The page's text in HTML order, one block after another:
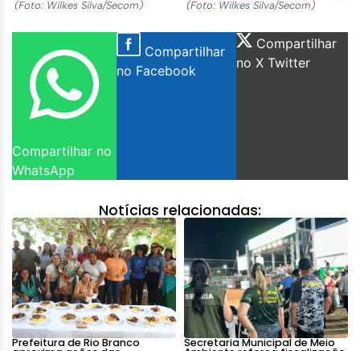
(Foto: Wilkes Silva/Secom) (Foto: Wilkes Silva/Secom)
Compartilhar no
WhatsApp
Compartilhar
no Facebook
Compartilhar
no X Twitter
Notícias relacionadas:
Prefeitura de Rio Branco Secretaria Municipal de Meio